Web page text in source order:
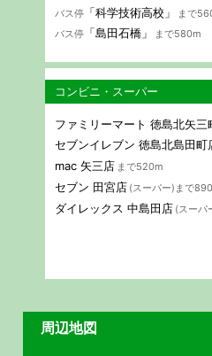
バス停 「科学技術高校」
まで
バス停 「島田石橋」 まで580m
コンビニ・スーパー
ファミリーマート 徳島北矢三
セブンイレブン 徳島北島田町
mac 矢三店 まで520m
セブン 田宮店 (スーパー)まで
ダイレックス 中島田店 (スーパ
周辺地図